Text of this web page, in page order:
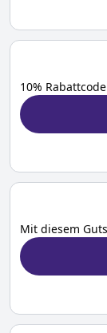
10% Rabattcode
Mit diesem